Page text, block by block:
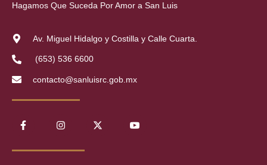
Hagamos Que Suceda Por Amor a San Luis
Av. Miguel Hidalgo y Costilla y Calle Cuarta.
(653) 536 6600
contacto@sanluisrc.gob.mx